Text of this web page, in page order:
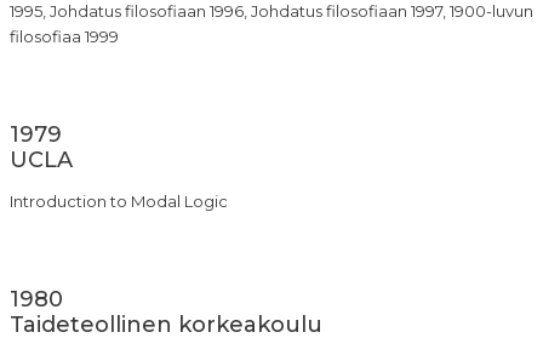
1995, Johdatus filosofiaan 1996, Johdatus filosofiaan 1997, 1900-luvun
filosofiaa 1999
1979
UCLA
Introduction to Modal Logic
1980
Taideteollinen korkeakoulu